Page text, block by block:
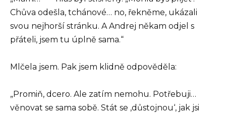
Chůva odešla, tchánové… no, řekněme, ukázali
svou nejhorší stránku. A Andrej někam odjel s
přáteli, jsem tu úplně sama.“
Mlčela jsem. Pak jsem klidně odpověděla:
„Promiň, dcero. Ale zatím nemohu. Potřebuji…
věnovat se sama sobě. Stát se ‚důstojnou‘, jak jsi